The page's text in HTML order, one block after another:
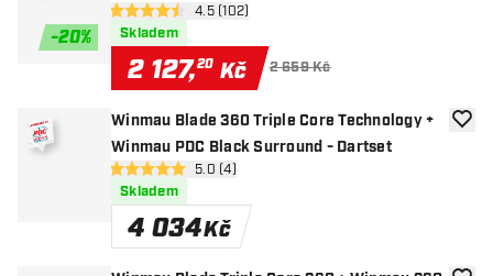
-20%
otevřít panel recenzí
4.5 hodnoticí hvězdičky
4.5 (102)
Skladem
2 127,20 Kč 2 659 Kč
Winmau Blade 360 Triple Core Technology +
Winmau PDC Black Surround - Dartset
otevřít panel recenzí
5 hodnoticí hvězdičky
5.0 (4)
Skladem
4 034Kč